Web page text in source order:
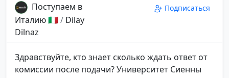
Поступаем в
Италию 🇮🇹/ Dilay
Dilnaz
Подписаться
Здравствуйте, кто знает сколько ждать ответ от
комиссии после подачи? Университет Сиенны